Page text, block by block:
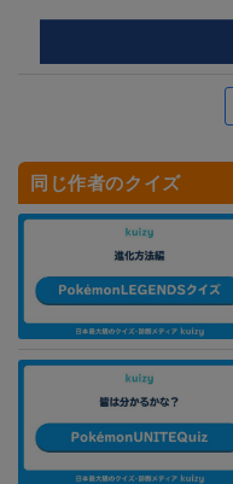
同じ作者のクイズ